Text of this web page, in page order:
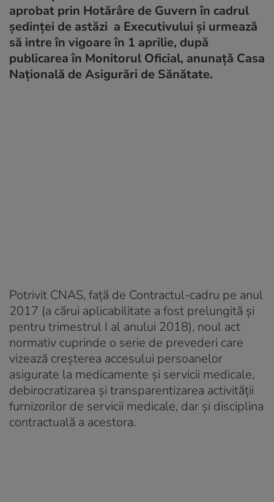
aprobat prin Hotărâre de Guvern în cadrul
şedinţei de astăzi a Executivului şi urmează
să intre în vigoare în 1 aprilie, după
publicarea în Monitorul Oficial, anunață Casa
Națională de Asigurări de Sănătate.
Potrivit CNAS, faţă de Contractul-cadru pe anul
2017 (a cărui aplicabilitate a fost prelungită şi
pentru trimestrul I al anului 2018), noul act
normativ cuprinde o serie de prevederi care
vizează creşterea accesului persoanelor
asigurate la medicamente şi servicii medicale,
debirocratizarea şi transparentizarea activităţii
furnizorilor de servicii medicale, dar şi disciplina
contractuală a acestora.